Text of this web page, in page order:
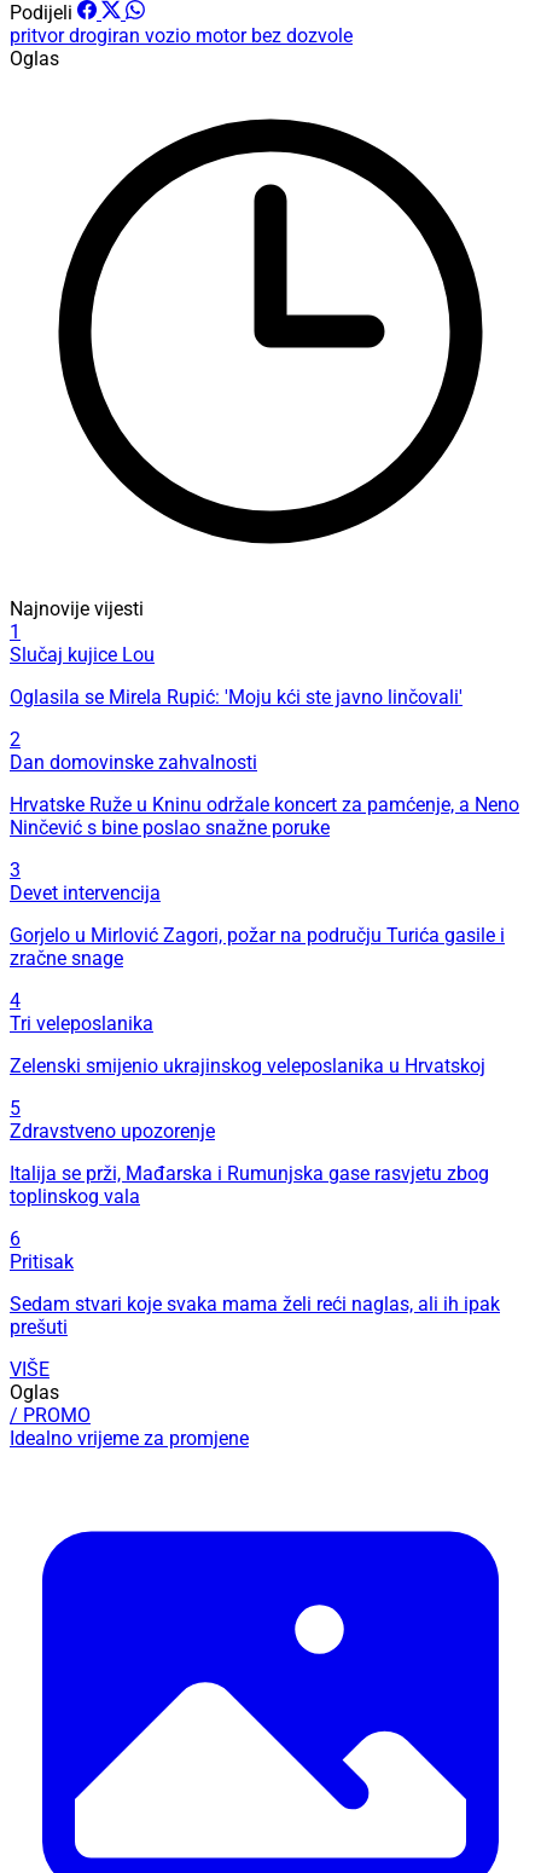
Podijeli
pritvordrogiran vozio motor bez dozvole
Oglas
Najnovije vijesti
1
Slučaj kujice Lou
Oglasila se Mirela Rupić: 'Moju kći ste javno linčovali'
2
Dan domovinske zahvalnosti
Hrvatske Ruže u Kninu održale koncert za pamćenje, a Neno
Ninčević s bine poslao snažne poruke
3
Devet intervencija
Gorjelo u Mirlović Zagori, požar na području Turića gasile i
zračne snage
4
Tri veleposlanika
Zelenski smijenio ukrajinskog veleposlanika u Hrvatskoj
5
Zdravstveno upozorenje
Italija se prži, Mađarska i Rumunjska gase rasvjetu zbog
toplinskog vala
6
Pritisak
Sedam stvari koje svaka mama želi reći naglas, ali ih ipak
prešuti
VIŠE
Oglas
/ PROMO
Idealno vrijeme za promjene